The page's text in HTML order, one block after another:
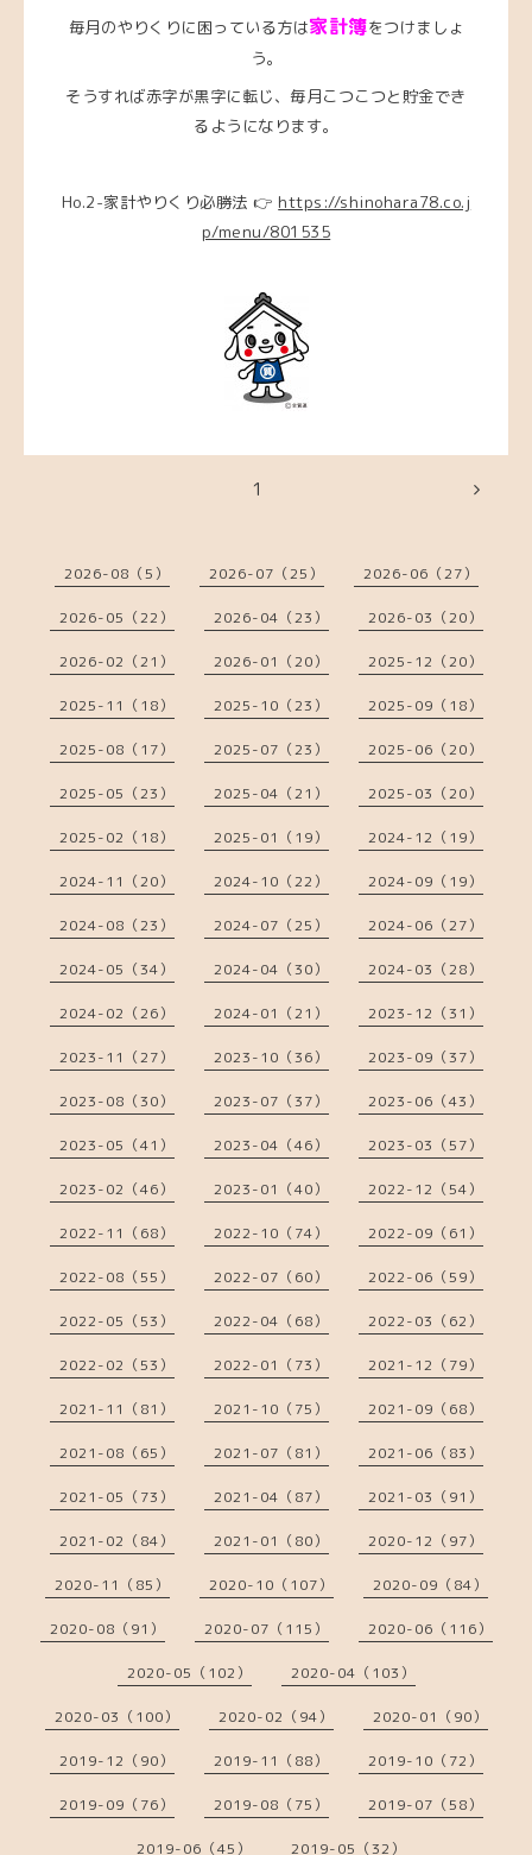
毎月のやりくりに困っている方は家計簿をつけましょ
う。
そうすれば赤字が黒字に転じ、毎月こつこつと貯金でき
るようになります。
Ho.2-家計やりくり必勝法 👉 https://shinohara78.co.j
p/menu/801535
1
2026-08（5） 2026-07（25） 2026-06（27）
2026-05（22） 2026-04（23） 2026-03（20）
2026-02（21） 2026-01（20） 2025-12（20）
2025-11（18） 2025-10（23） 2025-09（18）
2025-08（17） 2025-07（23） 2025-06（20）
2025-05（23） 2025-04（21） 2025-03（20）
2025-02（18） 2025-01（19） 2024-12（19）
2024-11（20） 2024-10（22） 2024-09（19）
2024-08（23） 2024-07（25） 2024-06（27）
2024-05（34） 2024-04（30） 2024-03（28）
2024-02（26） 2024-01（21） 2023-12（31）
2023-11（27） 2023-10（36） 2023-09（37）
2023-08（30） 2023-07（37） 2023-06（43）
2023-05（41） 2023-04（46） 2023-03（57）
2023-02（46） 2023-01（40） 2022-12（54）
2022-11（68） 2022-10（74） 2022-09（61）
2022-08（55） 2022-07（60） 2022-06（59）
2022-05（53） 2022-04（68） 2022-03（62）
2022-02（53） 2022-01（73） 2021-12（79）
2021-11（81） 2021-10（75） 2021-09（68）
2021-08（65） 2021-07（81） 2021-06（83）
2021-05（73） 2021-04（87） 2021-03（91）
2021-02（84） 2021-01（80） 2020-12（97）
2020-11（85） 2020-10（107） 2020-09（84）
2020-08（91） 2020-07（115） 2020-06（116）
2020-05（102） 2020-04（103）
2020-03（100） 2020-02（94） 2020-01（90）
2019-12（90） 2019-11（88） 2019-10（72）
2019-09（76） 2019-08（75） 2019-07（58）
2019-06（45） 2019-05（32）